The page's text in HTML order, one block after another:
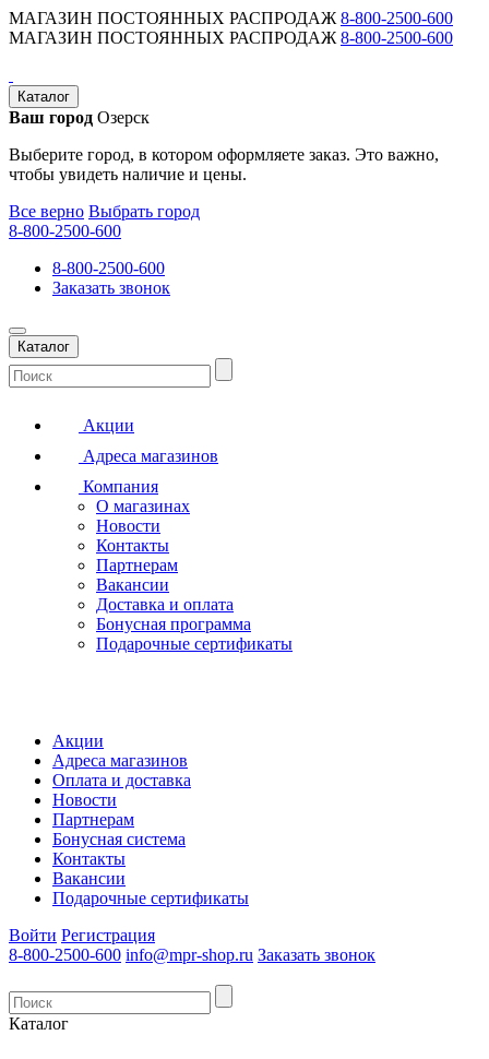
МАГАЗИН ПОСТОЯННЫХ РАСПРОДАЖ 8-800-2500-600
МАГАЗИН ПОСТОЯННЫХ РАСПРОДАЖ 8-800-2500-600
Каталог
Ваш город Озерск
Выберите город, в котором оформляете заказ. Это важно,
чтобы увидеть наличие и цены.
Все верно Выбрать город
8-800-2500-600
8-800-2500-600
Заказать звонок
Каталог
Акции
Адреса магазинов
Компания
О магазинах
Новости
Контакты
Партнерам
Вакансии
Доставка и оплата
Бонусная программа
Подарочные сертификаты
Акции
Адреса магазинов
Оплата и доставка
Новости
Партнерам
Бонусная система
Контакты
Вакансии
Подарочные сертификаты
Войти Регистрация
8-800-2500-600 info@mpr-shop.ru Заказать звонок
Каталог